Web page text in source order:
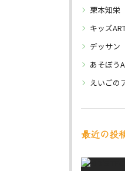
栗本知栄
キッズ
デッサン
あそぼう
えいごの
最近の投